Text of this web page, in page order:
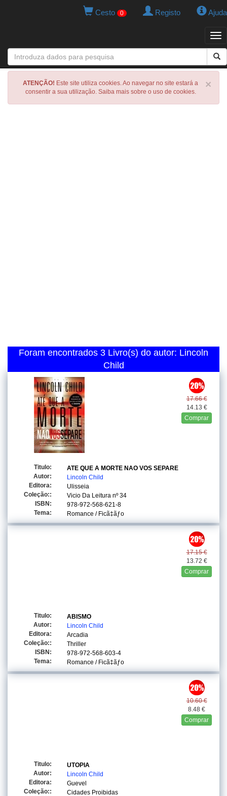
Cesto 0 Registo Ajuda
×
ATENÇÃO! Este site utiliza cookies. Ao navegar no site estará a
consentir a sua utilização. Saiba mais sobre o uso de cookies.
Foram encontrados 3 Livro(s) do autor: Lincoln
Child
17.66 €
14.13 €
Comprar
Titulo:
ATE QUE A MORTE NAO VOS SEPARE
Autor:
Lincoln Child
Editora:
Ulisseia
Coleção::
Vicio Da Leitura nº 34
ISBN:
978-972-568-621-8
Tema:
Romance / Ficã‡ãƒo
17.15 €
13.72 €
Comprar
Titulo:
ABISMO
Autor:
Lincoln Child
Editora:
Arcadia
Coleção::
Thriller
ISBN:
978-972-568-603-4
Tema:
Romance / Ficã‡ãƒo
10.60 €
8.48 €
Comprar
Titulo:
UTOPIA
Autor:
Lincoln Child
Editora:
Guevel
Coleção::
Cidades Proibidas